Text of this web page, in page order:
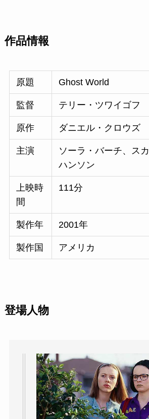
作品情報
原題 Ghost World
監督 テリー・ツワイゴフ
原作 ダニエル・クロウズ
主演
ソーラ・バーチ、ス
ハンソン
上映時
間
111分
製作年 2001年
製作国 アメリカ
登場人物